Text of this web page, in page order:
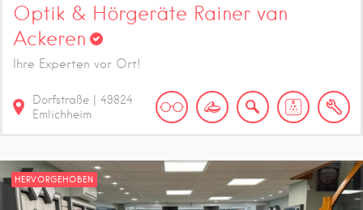
Optik & Hörgeräte Rainer van
Ackeren
Ihre Experten vor Ort!
Dorfstraße
49824
Emlichheim
HERVORGEHOBEN